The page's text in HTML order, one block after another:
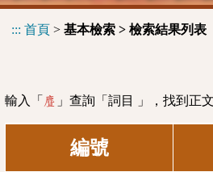
::: 首頁 > 基本檢索 > 檢索結果列表
輸入「 麆 」查詢「詞目 」，找到正文
編號